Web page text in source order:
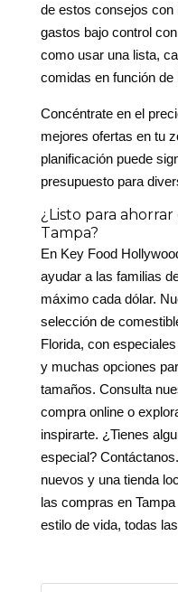
de estos consejos con
gastos bajo control
como usar una lista,
comidas en función
Concéntrate en el
mejores ofertas en tu
planificación puede
presupuesto para
¿Listo para
Tampa?
En Key Food
ayudar a las familias
máximo cada dólar.
selección de
Florida, con
y muchas opciones
tamaños. Consulta
compra online o
inspirarte. ¿Tienes
especial?
nuevos y una tienda
las compras en
estilo de vida, todas